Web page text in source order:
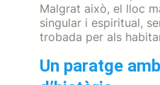
Malgrat això, el lloc
singular i espiritual,
trobada per als
Un paratge